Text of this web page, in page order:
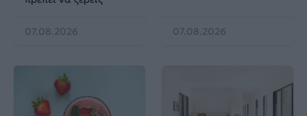
07.08.2026 07.08.2026